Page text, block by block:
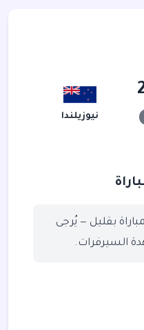
نيوزيلندا
بقليل — يُرجى
السيرفرات.